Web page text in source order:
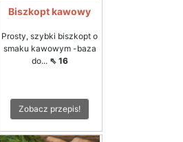
Biszkopt kawowy
Prosty, szybki biszkopt o
smaku kawowym -baza
do... ⇖ 16
Zobacz przepis!